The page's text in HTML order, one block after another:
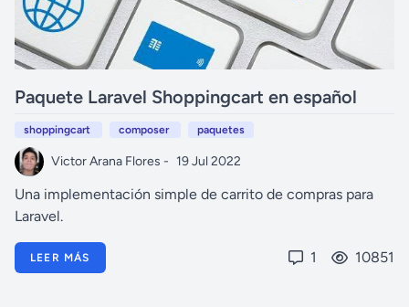
Paquete Laravel Shoppingcart en español
shoppingcart composer paquetes
Victor Arana Flores - 19 Jul 2022
Una implementación simple de carrito de compras para
Laravel.
LEER MÁS 1 10851